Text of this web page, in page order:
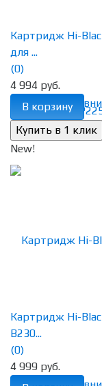
избранное
Картридж Hi-
для ...
(0)
4 994 руб.
В корзину
New!
Картридж Hi-
B230...
(0)
4 999 руб.